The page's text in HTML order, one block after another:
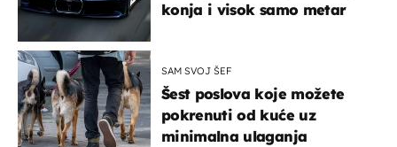
konja i visok samo metar
SAM SVOJ ŠEF
Šest poslova koje možete
pokrenuti od kuće uz
minimalna ulaganja